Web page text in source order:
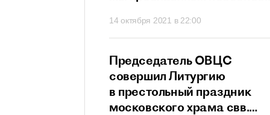
Божией
14 октября 2021 в 22:00
Председатель ОВЦС
совершил Литургию
в престольный праздник
московского храма свв.